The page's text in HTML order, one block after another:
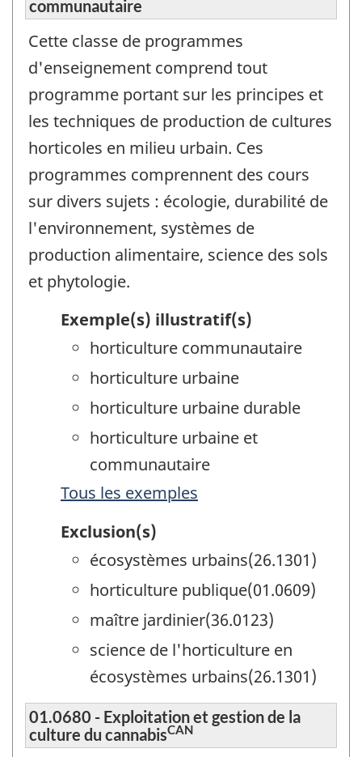
communautaire
Cette classe de programmes
d'enseignement comprend tout
programme portant sur les principes et
les techniques de production de cultures
horticoles en milieu urbain. Ces
programmes comprennent des cours
sur divers sujets : écologie, durabilité de
l'environnement, systèmes de
production alimentaire, science des sols
et phytologie.
Exemple(s) illustratif(s)
horticulture communautaire
horticulture urbaine
horticulture urbaine durable
horticulture urbaine et
communautaire
Tous les exemples
Exclusion(s)
écosystèmes urbains(26.1301)
horticulture publique(01.0609)
maître jardinier(36.0123)
science de l'horticulture en
écosystèmes urbains(26.1301)
01.0680 - Exploitation et gestion de la
culture du cannabisCAN